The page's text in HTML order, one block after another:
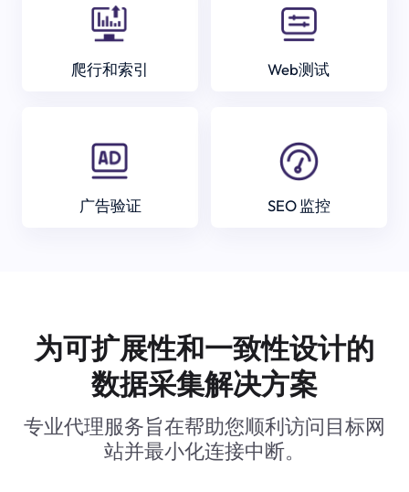
爬行和索引 Web测试
广告验证 SEO 监控
为可扩展性和一致性设计的
数据采集解决方案
专业代理服务旨在帮助您顺利访问目标网
站并最小化连接中断。